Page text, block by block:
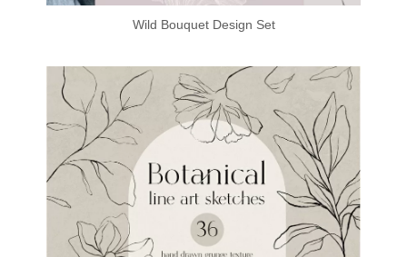
Wild Bouquet Design Set